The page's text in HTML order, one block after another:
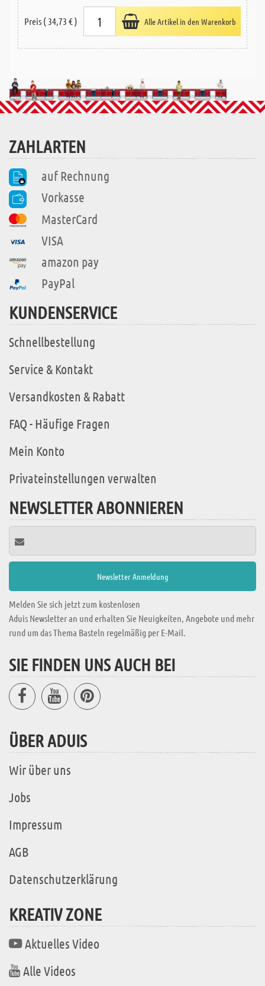
Preis ( 34,73 € ) Alle Artikel in den Warenkorb
ZAHLARTEN
auf Rechnung
Vorkasse
MasterCard
VISA
amazon pay
PayPal
KUNDENSERVICE
Schnellbestellung
Service & Kontakt
Versandkosten & Rabatt
FAQ - Häufige Fragen
Mein Konto
Privateinstellungen verwalten
NEWSLETTER ABONNIEREN
Melden Sie sich jetzt zum kostenlosen
Aduis Newsletter an und erhalten Sie Neuigkeiten, Angebote und mehr
rund um das Thema Basteln regelmäßig per E-Mail.
SIE FINDEN UNS AUCH BEI
ÜBER ADUIS
Wir über uns
Jobs
Impressum
AGB
Datenschutzerklärung
KREATIV ZONE
Aktuelles Video
Alle Videos